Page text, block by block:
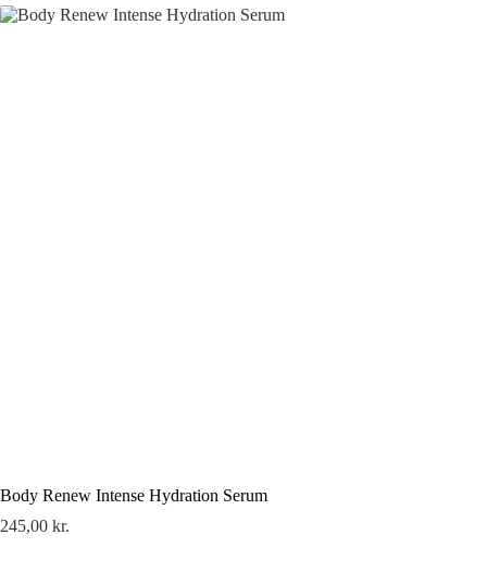
Body Renew Intense Hydration Serum
245,00 kr.